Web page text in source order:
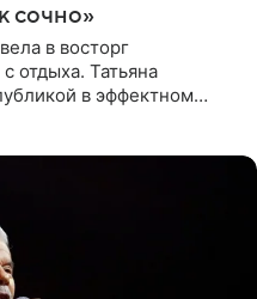
сочно»
в восторг
отдыха. Татьяна
в эффектном